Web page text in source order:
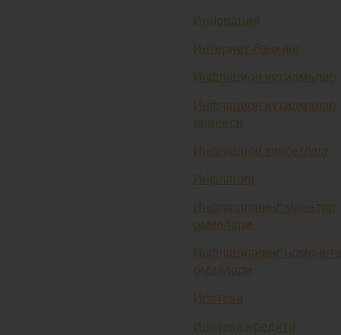
Инновация
Интернет-банкинг
Инфляцион кутилмалар
Инфляцион кутилмалар
индекси
Инфляцион таргетлаш
Инфляция
Инфляциянинг монетар
омиллари
Инфляциянинг
омиллари
Ипотека
Ипотека кредити